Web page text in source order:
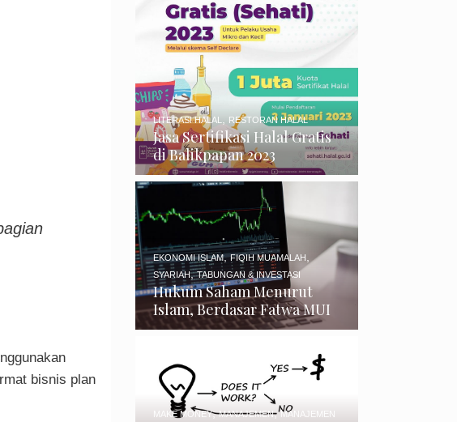
bisnis plan
Jasa Sertifikasi Halal Gratis
di Balikpapan 2023
LITERASI HALAL RESTORAN HALAL
Hukum Saham Menurut
Islam, Berdasar Fatwa MUI
EKONOMI ISLAM,FIQIH MUAMALAH ,
SYARIAH,TABUNGAN & INVESTASI
MAKE MONEY,MANAJEMEN,MANAJEMEN